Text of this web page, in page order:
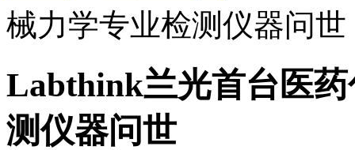
械力学专业检测仪器问世
Labthink兰光首台医
测仪器问世